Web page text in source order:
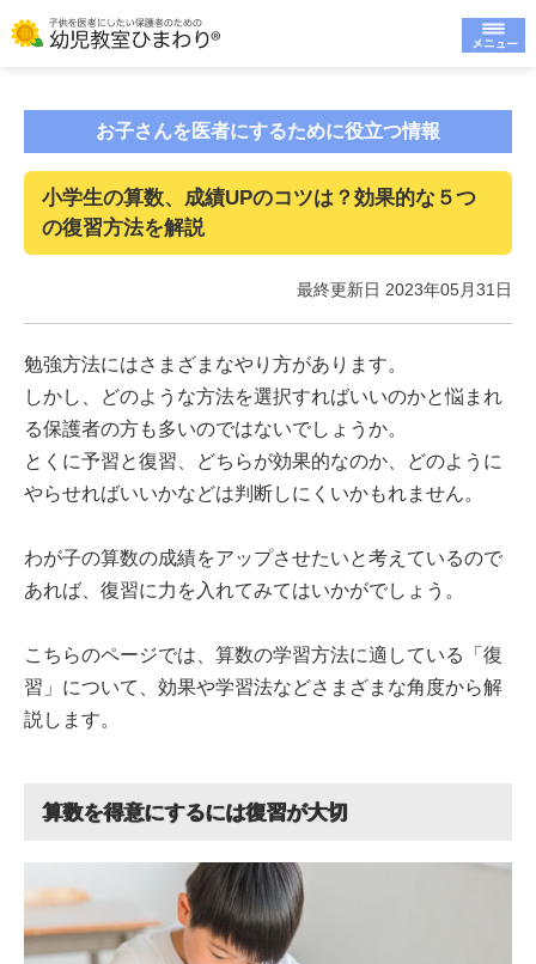
お子さんを医者にするために役立つ情報
小学生の算数、成績UPのコツは？効果的な５つ
の復習方法を解説
最終更新日 2023年05月31日
勉強方法にはさまざまなやり方があります。
しかし、どのような方法を選択すればいいのかと悩まれ
る保護者の方も多いのではないでしょうか。
とくに予習と復習、どちらが効果的なのか、どのように
やらせればいいかなどは判断しにくいかもれません。
わが子の算数の成績をアップさせたいと考えているので
あれば、復習に力を入れてみてはいかがでしょう。
こちらのページでは、算数の学習方法に適している「復
習」について、効果や学習法などさまざまな角度から解
説します。
算数を得意にするには復習が大切